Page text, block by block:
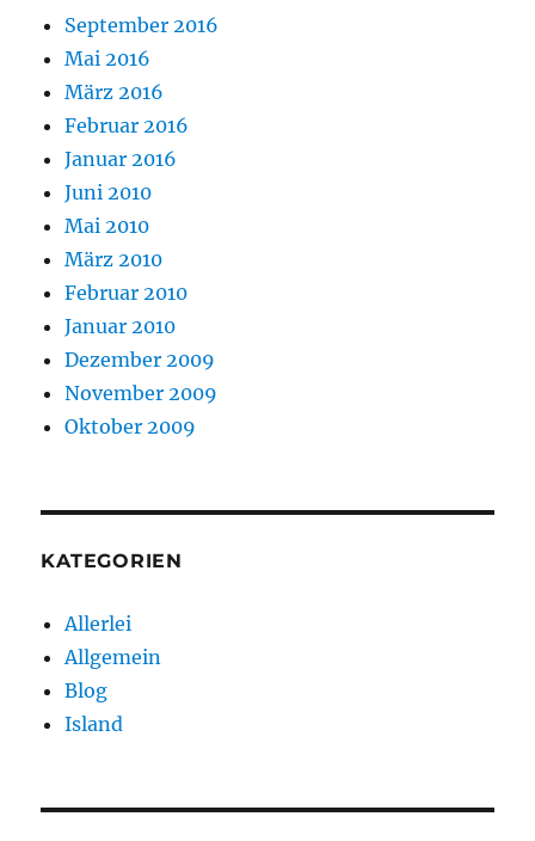
September 2016
Mai 2016
März 2016
Februar 2016
Januar 2016
Juni 2010
Mai 2010
März 2010
Februar 2010
Januar 2010
Dezember 2009
November 2009
Oktober 2009
KATEGORIEN
Allerlei
Allgemein
Blog
Island